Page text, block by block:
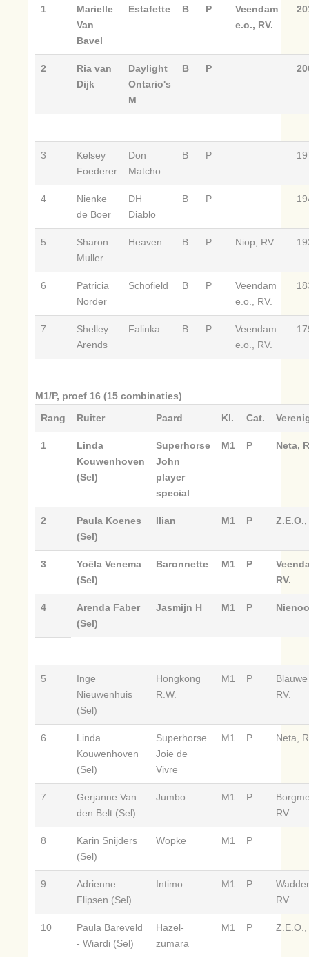
1
Marielle
Van
Bavel
Estafette B P
Veendam
e.o., RV.
2
Ria van
Dijk
Daylight
Ontario's
M
B P
3
Kelsey
Foederer
Don
Matcho
B P
4
Nienke
de Boer
DH
Diablo
B P
5
Sharon
Muller
Heaven B P Niop, RV.
6
Patricia
Norder
Schofield B P
Veendam
e.o., RV.
7
Shelley
Arends
Falinka B P
Veendam
e.o., RV.
M1/P, proef 16 (15 combinaties)
Rang
Ruiter Paard Kl. Cat.
1
Linda
Kouwenhoven
(Sel)
Superhorse
John
player
special
M1 P Neta,
2
Paula Koenes
(Sel)
Ilian M1 P Z.E.O.,
3
Yoëla Venema
(Sel)
Baronnette M1 P
RV.
4
Arenda Faber
(Sel)
Jasmijn H M1 P
5
Inge
Nieuwenhuis
(Sel)
Hongkong
R.W.
M1 P
RV.
6
Linda
Kouwenhoven
(Sel)
Superhorse
Joie de
Vivre
M1 P Neta,
7
Gerjanne Van
den Belt (Sel)
Jumbo M1 P
RV.
8
Karin Snijders
(Sel)
Wopke M1 P
9
Adrienne
Flipsen (Sel)
Intimo M1 P
RV.
10
Paula Bareveld
- Wiardi (Sel)
Hazel-
zumara
M1 P Z.E.O.,